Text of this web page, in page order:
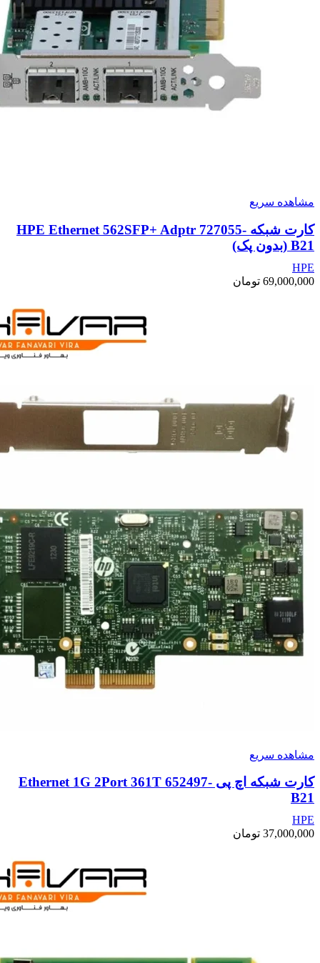
مشاهده سریع
کارت شبکه HPE Ethernet 562SFP+ Adptr 727055-
B21 (بدون پک)
HPE
69,000,000 تومان
مشاهده سریع
کارت شبکه اچ پی Ethernet 1G 2Port 361T 652497-
B21
HPE
37,000,000 تومان